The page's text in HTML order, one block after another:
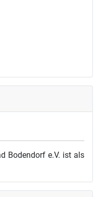
Bodendorf e.V. ist als